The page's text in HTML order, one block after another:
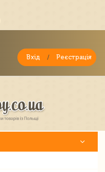
Вхід / Реєстрація